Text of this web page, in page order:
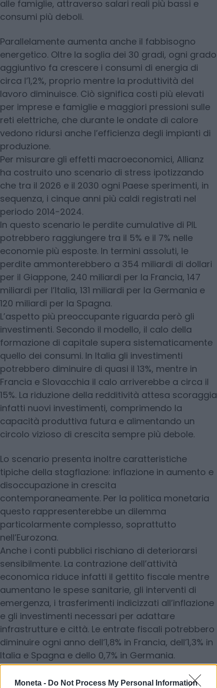
Moneta - Do Not Process My Personal Information
alle famiglie, attraverso salari reali più bassi e
consumi più deboli.
Parallelamente aumenta anche il fabbisogno
energetico. Oltre la soglia dei 30 gradi, ogni grado
aggiuntivo fa crescere i consumi di energia di
circa l’1,2%, proprio mentre la produttività del
lavoro diminuisce. Ciò significa costi più elevati
per imprese e famiglie e maggiori pressioni sulle
reti elettriche, che durante le ondate di calore
vedono ridursi anche l’efficienza degli impianti di
produzione.
Per misurare gli effetti macroeconomici, Allianz
ha costruito uno scenario di stress ipotizzando
che tra il 2026 e il 2030 ogni Paese sperimenti, in
sequenza, i cinque anni più caldi registrati nel
periodo 2014-2024.
In questo scenario le perdite cumulative di PIL
potrebbero raggiungere tra il 5% e il 7% nelle
economie più esposte. In termini assoluti, le
perdite ammonterebbero a 354 miliardi di dollari
per il Giappone, 240 miliardi per la Francia, 147
miliardi per l’Italia, 131 miliardi per la Germania e
120 miliardi per la Spagna.
L’aspetto più preoccupante riguarda però gli
investimenti. Secondo il modello, il calo della
formazione di capitale supera sistematicamente
quello dei consumi. In Italia gli investimenti
potrebbero diminuire di quasi il 13%, mentre in
Francia e Slovacchia il calo arriverebbe a circa il
15%. La riduzione della redditività attesa scoraggia
infatti nuovi investimenti, comprimendo la
capacità produttiva futura e alimentando un
circolo vizioso di crescita sempre più debole.
Lo scenario presenta inoltre caratteristiche
tipiche della stagflazione: inflazione in aumento e
disoccupazione in crescita
contemporaneamente. Per la politica monetaria
questo rappresenterebbe un dilemma
particolarmente complesso, soprattutto
nell’Eurozona.
Anche i conti pubblici rischiano di deteriorarsi
sensibilmente. La contrazione dell’attività
economica riduce infatti il gettito fiscale mentre
aumentano le spese sanitarie, gli interventi di
emergenza, i trasferimenti indicizzati all’inflazione
e gli investimenti necessari per adattare
infrastrutture e città. Le entrate fiscali potrebbero
diminuire ogni anno dell’1,8% in Francia, dell’1,3% in
Italia e Spagna e dello 0,7% in Germania.
Complessivamente i saldi di finanza pubblica
peggiorerebbero di circa mezzo punto di PIL